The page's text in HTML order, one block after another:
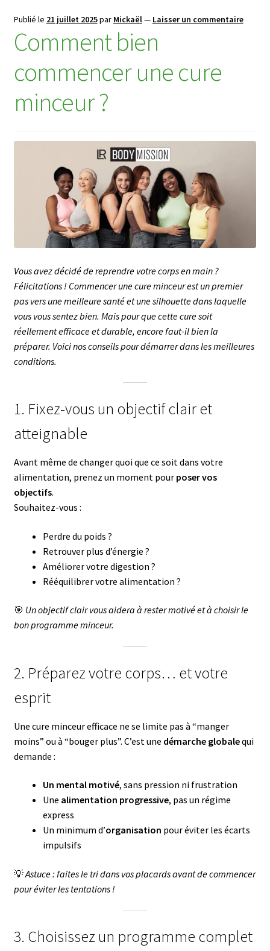
Publié le 21 juillet 2025par Mickaël— Laisser un commentaire
Comment bien
commencer une cure
minceur ?
Vous avez décidé de reprendre votre corps en main ?
Félicitations ! Commencer une cure minceur est un premier
pas vers une meilleure santé et une silhouette dans laquelle
vous vous sentez bien. Mais pour que cette cure soit
réellement efficace et durable, encore faut-il bien la
préparer. Voici nos conseils pour démarrer dans les meilleures
conditions.
1. Fixez-vous un objectif clair et
atteignable
Avant même de changer quoi que ce soit dans votre
alimentation, prenez un moment pour poser vos
objectifs.
Souhaitez-vous :
Perdre du poids ?
Retrouver plus d’énergie ?
Améliorer votre digestion ?
Rééquilibrer votre alimentation ?
🎯 Un objectif clair vous aidera à rester motivé et à choisir le
bon programme minceur.
2. Préparez votre corps… et votre
esprit
Une cure minceur efficace ne se limite pas à “manger
moins” ou à “bouger plus”. C’est une démarche globalequi
demande :
Un mental motivé, sans pression ni frustration
Une alimentation progressive, pas un régime
express
Un minimum d’organisation pour éviter les écarts
impulsifs
💡Astuce : faites le tri dans vos placards avant de commencer
pour éviter les tentations !
3. Choisissez un programme complet